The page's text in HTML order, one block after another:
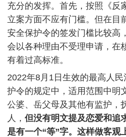
充分的发挥。首先，按照《反
立案方面不应有门槛。但在目
安全保护令的签发门槛比较高
会以各种理由不受理申请，在
有着过高标准。
2022年8 月 1 日生效的最高人
护令的规定中，适用范围中明
公婆、岳父母及其他有监护，
人， 但没有明文提及恋爱和追
是有一个“等”字。这样做客观